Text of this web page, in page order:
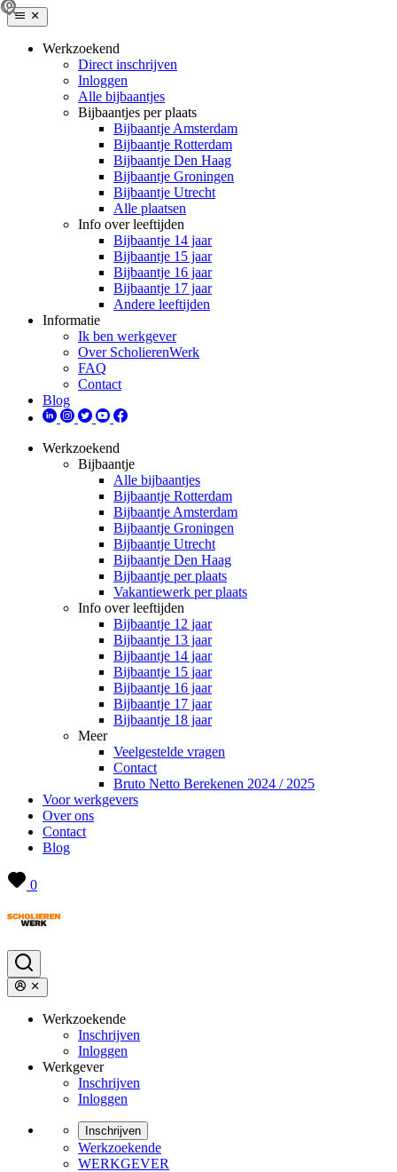
Werkzoekend
Direct inschrijven
Inloggen
Alle bijbaantjes
Bijbaantjes per plaats
Bijbaantje Amsterdam
Bijbaantje Rotterdam
Bijbaantje Den Haag
Bijbaantje Groningen
Bijbaantje Utrecht
Alle plaatsen
Info over leeftijden
Bijbaantje 14 jaar
Bijbaantje 15 jaar
Bijbaantje 16 jaar
Bijbaantje 17 jaar
Andere leeftijden
Informatie
Ik ben werkgever
Over ScholierenWerk
FAQ
Contact
Blog
Werkzoekend
Bijbaantje
Alle bijbaantjes
Bijbaantje Rotterdam
Bijbaantje Amsterdam
Bijbaantje Groningen
Bijbaantje Utrecht
Bijbaantje Den Haag
Bijbaantje per plaats
Vakantiewerk per plaats
Info over leeftijden
Bijbaantje 12 jaar
Bijbaantje 13 jaar
Bijbaantje 14 jaar
Bijbaantje 15 jaar
Bijbaantje 16 jaar
Bijbaantje 17 jaar
Bijbaantje 18 jaar
Meer
Veelgestelde vragen
Contact
Bruto Netto Berekenen 2024 / 2025
Voor werkgevers
Over ons
Contact
Blog
0
Werkzoekende
Inschrijven
Inloggen
Werkgever
Inschrijven
Inloggen
Inschrijven
Werkzoekende
WERKGEVER